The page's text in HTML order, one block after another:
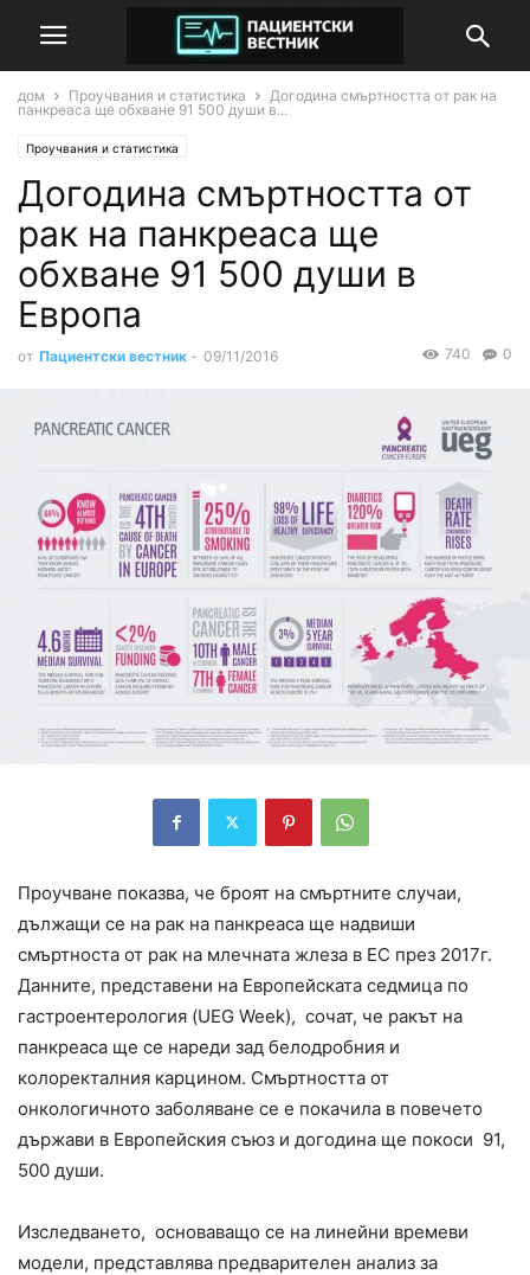
дом Проучвания и статистика
Догодина смъртността от рак на
панкреаса ще обхване 91 500 души в...
Проучвания и статистика
Догодина смъртността от
рак на панкреаса ще
обхване 91 500 души в
Европа
от Пациентски вестник - 09/11/2016 0
740
Проучване показва, че броят на смъртните случаи,
дължащи се на рак на панкреаса ще надвиши
смъртноста от рак на млечната жлеза в ЕС през 2017г.
Данните, представени на Европейската седмица по
гастроентерология (UEG Week), сочат, че ракът на
панкреаса ще се нареди зад белодробния и
колоректалния карцином. Смъртността от
онкологичното заболяване се е покачила в повечето
държави в Европейския съюз и догодина ще покоси 91,
500 души.
Изследването, основаващо се на линейни времеви
модели, представлява предварителен анализ за